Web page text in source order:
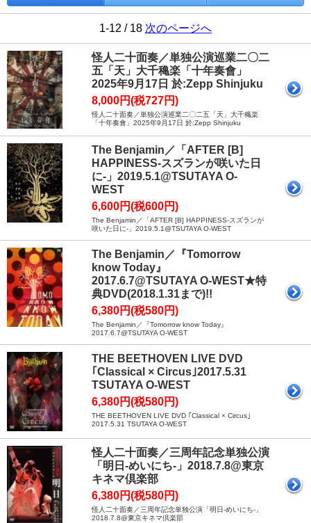
1-12 / 18 次のページへ
怪人二十面奏／単独公演巡業二〇二
五「天」大千穐楽「十年奏會」
2025年9月17日 於:Zepp Shinjuku
8,000円(税727円)
怪人二十面奏／単独公演巡業二〇二五「天」大千穐楽
「十年奏會」2025年9月17日 於:Zepp Shinjuku
The Benjamin／「AFTER [B]
HAPPINESS-スズランが咲いた日
に-」2019.5.1@TSUTAYA O-
WEST
6,600円(税600円)
The Benjamin／「AFTER [B] HAPPINESS-スズランが
咲いた日に-」2019.5.1@TSUTAYA O-WEST
The Benjamin／『Tomorrow
know Today』
2017.6.7@TSUTAYA O-WEST★特
典DVD(2018.1.31まで)!!
6,380円(税580円)
The Benjamin／『Tomorrow know Today』
2017.6.7@TSUTAYA O-WEST
THE BEETHOVEN LIVE DVD
｢Classical × Circus｣2017.5.31
TSUTAYA O-WEST
6,380円(税580円)
THE BEETHOVEN LIVE DVD ｢Classical × Circus｣
2017.5.31 TSUTAYA O-WEST
怪人二十面奏／三周年記念単独公演
「明日-めいにち-」2018.7.8@東京
キネマ倶楽部
6,380円(税580円)
怪人二十面奏／三周年記念単独公演「明日-めいにち-」
2018.7.8@東京キネマ倶楽部